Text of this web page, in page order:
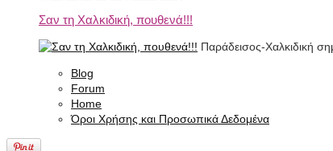
Σαν τη Χαλκιδική, πουθενά!!!
Παράδεισος-Χαλκιδική
Blog
Forum
Home
Όροι Χρήσης και Προσωπικά Δεδομένα